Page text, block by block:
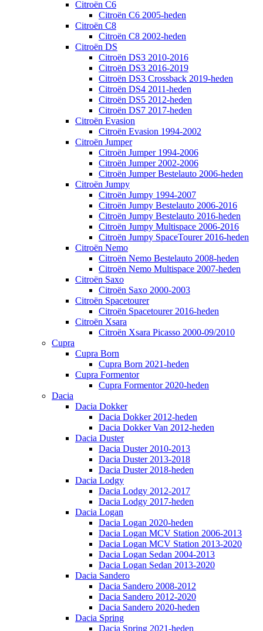
Citroën C6
Citroën C6 2005-heden
Citroën C8
Citroën C8 2002-heden
Citroën DS
Citroën DS3 2010-2016
Citroën DS3 2016-2019
Citroën DS3 Crossback 2019-heden
Citroën DS4 2011-heden
Citroën DS5 2012-heden
Citroën DS7 2017-heden
Citroën Evasion
Citroën Evasion 1994-2002
Citroën Jumper
Citroën Jumper 1994-2006
Citroën Jumper 2002-2006
Citroën Jumper Bestelauto 2006-heden
Citroën Jumpy
Citroën Jumpy 1994-2007
Citroën Jumpy Bestelauto 2006-2016
Citroën Jumpy Bestelauto 2016-heden
Citroën Jumpy Multispace 2006-2016
Citroën Jumpy SpaceTourer 2016-heden
Citroën Nemo
Citroën Nemo Bestelauto 2008-heden
Citroën Nemo Multispace 2007-heden
Citroën Saxo
Citroën Saxo 2000-2003
Citroën Spacetourer
Citroën Spacetourer 2016-heden
Citroën Xsara
Citroën Xsara Picasso 2000-09/2010
Cupra
Cupra Born
Cupra Born 2021-heden
Cupra Formentor
Cupra Formentor 2020-heden
Dacia
Dacia Dokker
Dacia Dokker 2012-heden
Dacia Dokker Van 2012-heden
Dacia Duster
Dacia Duster 2010-2013
Dacia Duster 2013-2018
Dacia Duster 2018-heden
Dacia Lodgy
Dacia Lodgy 2012-2017
Dacia Lodgy 2017-heden
Dacia Logan
Dacia Logan 2020-heden
Dacia Logan MCV Station 2006-2013
Dacia Logan MCV Station 2013-2020
Dacia Logan Sedan 2004-2013
Dacia Logan Sedan 2013-2020
Dacia Sandero
Dacia Sandero 2008-2012
Dacia Sandero 2012-2020
Dacia Sandero 2020-heden
Dacia Spring
Dacia Spring 2021-heden